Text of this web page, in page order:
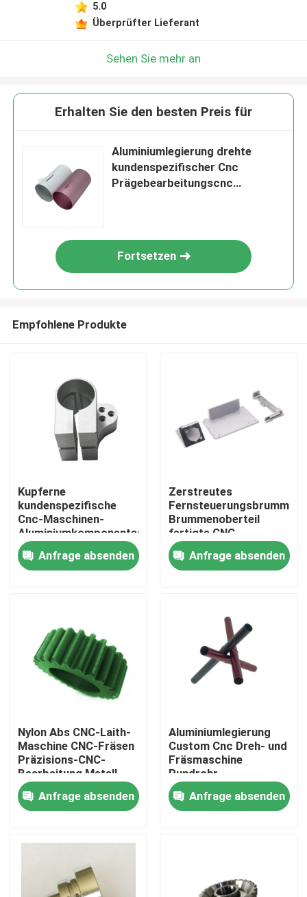
Zu Hause
Produkte
Werksbesichtigung
Qualitätskontrolle
Neuigkeiten
Rechtssachen
Selbstspritzen
Teile von Haushaltsgeräten Spritzguss
5.0
Überprüfter Lieferant
Sehen Sie mehr an
Erhalten Sie den besten Preis für
Aluminiumlegierung drehte
kundenspezifischer Cnc
Prägebearbeitungscnc
Fortsetzen
Empfohlene Produkte
Kupferne
kundenspezifische
Cnc-Maschinen-
Aluminiumkomponenten
Achse Cnc 5 Achse
Cnc 4Anfrage absenden
Zerstreutes
Brummenoberteil
fertigte CNC
besonders an
Anfrage absenden
Nylon Abs CNC-Laith-
Maschine CNC-Fräsen
Präzisions-CNC-
Bearbeitung Metall
Custom
Anfrage absenden
Aluminiumlegierung
Custom Cnc Dreh- und
Fräsmaschine
Rundrohr
Anfrage absenden